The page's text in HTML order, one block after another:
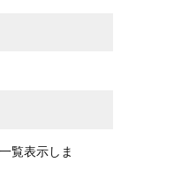
覧表示しま